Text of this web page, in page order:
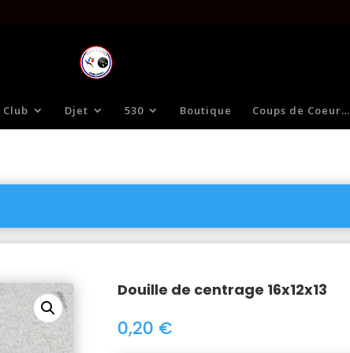
Club Djet 530 Boutique Coups de Coeur…
Douille de centrage 16x12x13
0,20 €